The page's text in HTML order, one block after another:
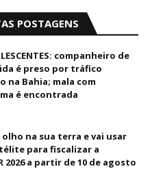
POSTAGENS
companheiro de
é preso por tráfico
na Bahia; mala com
é encontrada
olho na sua terra e vai usar
para fiscalizar a
2026 a partir de 10 de agosto